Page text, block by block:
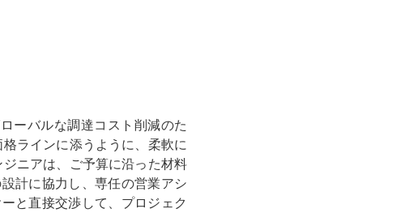
ーバルな調達コスト削減のた
ラインに添うように、柔軟に
ニアは、ご予算に沿った材料
計に協力し、専任の営業アシ
と直接交渉して、プロジェク